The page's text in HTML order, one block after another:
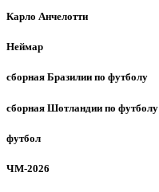
Карло Анчелотти
Неймар
сборная Бразилии по футболу
сборная Шотландии по футболу
футбол
ЧМ-2026